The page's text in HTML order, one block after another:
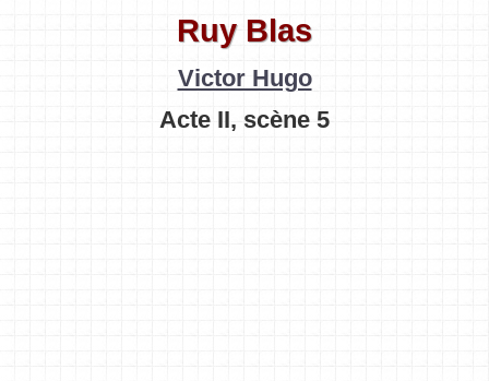
Ruy Blas
Victor Hugo
Acte II, scène 5